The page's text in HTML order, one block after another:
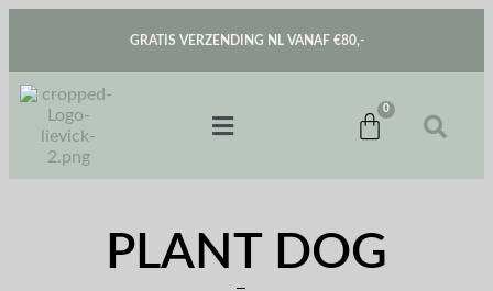
GRATIS VERZENDING NL VANAF €80,-
PLANT DOG